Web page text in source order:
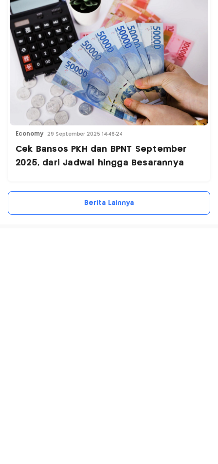
Economy 29 September 2025 14:46:24
Cek Bansos PKH dan BPNT September
2025, dari Jadwal hingga Besarannya
Berita Lainnya